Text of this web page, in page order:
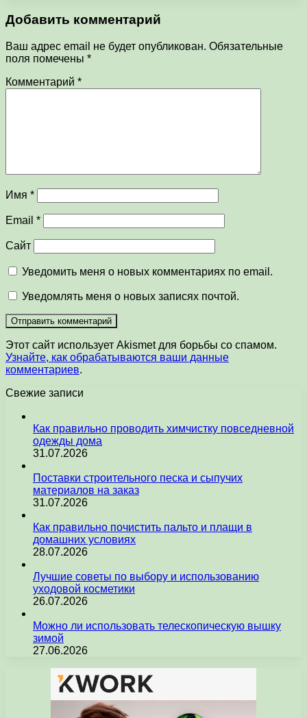
Добавить комментарий
Ваш адрес email не будет опубликован. Обязательные
поля помечены *
Комментарий *
Имя *
Email *
Сайт
Уведомить меня о новых комментариях по email.
Уведомлять меня о новых записях почтой.
Этот сайт использует Akismet для борьбы со спамом.
Узнайте, как обрабатываются ваши данные
комментариев.
Свежие записи
Как правильно проводить химчистку повседневной
одежды дома
31.07.2026
Поставки строительного песка и сыпучих
материалов на заказ
31.07.2026
Как правильно почистить пальто и плащи в
домашних условиях
28.07.2026
Лучшие советы по выбору и использованию
уходовой косметики
26.07.2026
Можно ли использовать телескопическую вышку
зимой
27.06.2026